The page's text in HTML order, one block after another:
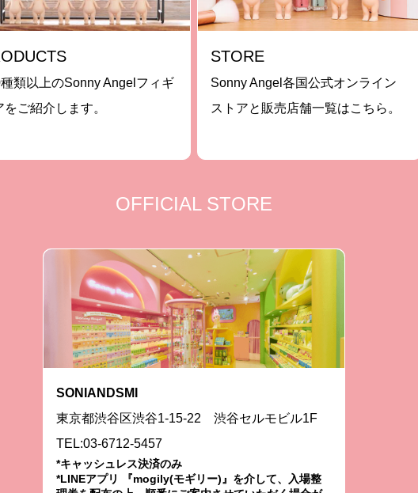
類以上のSonny Angelフィギ
をご紹介します。
STORE
Sonny Angel各国公式オンライン
ストアと販売店舗一覧はこちら。
OFFICIAL STORE
SONIANDSMI
東京都渋谷区渋谷1-15-22 渋谷セルモビル1F
TEL:03-6712-5457
*キャッシュレス決済のみ
*LINEアプリ 『mogily(モギリー)』を介して、入場整